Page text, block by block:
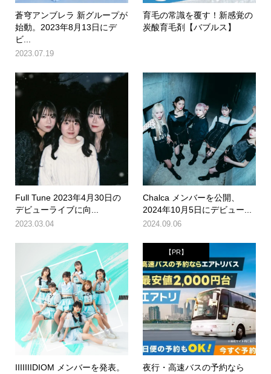
蒼穹アンブレラ 新グループが
始動。2023年8月13日にデ
ビ...
2023.07.19
育毛の常識を覆す！新感覚の
炭酸育毛剤【バブルス】
Full Tune 2023年4月30日の
デビューライブに向...
2023.03.04
Chalca メンバーを公開、
2024年10月5日にデビュー...
2024.09.06
IIIIIIIDIOM メンバーを発表。
【PR】
夜行・高速バスの予約なら